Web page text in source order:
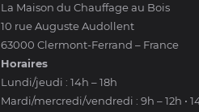
La Maison du Chauffage au Bois
10 rue Auguste Audollent
63000 Clermont-Ferrand – France
Horaires
Lundi/jeudi : 14h – 18h
Mardi/mercredi/vendredi : 9h – 12h •